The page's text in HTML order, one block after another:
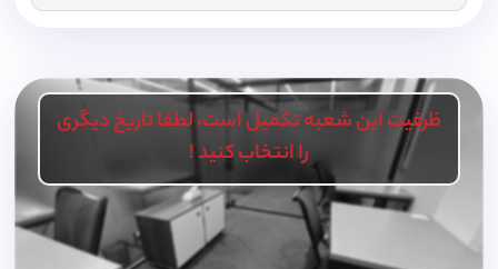
ظرفیت این شعبه تکمیل است، لطفا تاریخ دیگری
را انتخاب کنید !